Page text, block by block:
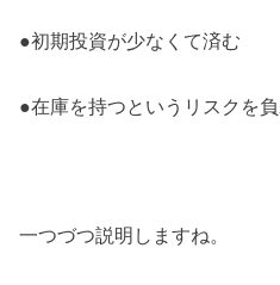
●初期投資が少なくて済む
●在庫を持つというリスクを
一つづつ説明しますね。